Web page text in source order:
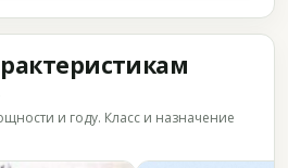
и году. Класс и назначение